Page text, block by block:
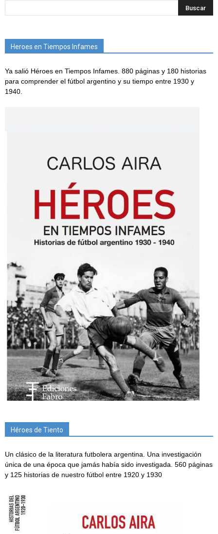
Heroes en Tiempos Infames
Ya salió Héroes en Tiempos Infames. 880 páginas y 180 historias
para comprender el fútbol argentino y su tiempo entre 1930 y
1940.
Héroes de Tiento
Un clásico de la literatura futbolera argentina. Una investigación
única de una época que jamás había sido investigada. 560 páginas
y 125 historias de nuestro fútbol entre 1920 y 1930